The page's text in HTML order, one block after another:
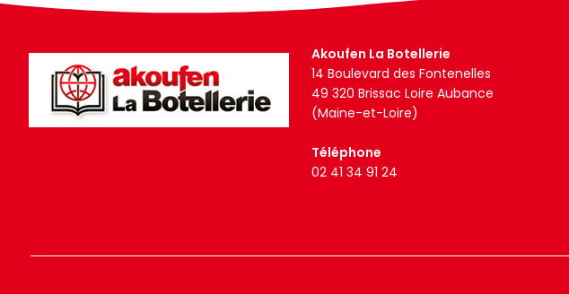
Akoufen La Botellerie
14 Boulevard des Fontenelles
49 320 Brissac Loire Aubance
(Maine-et-Loire)
Téléphone
02 41 34 91 24